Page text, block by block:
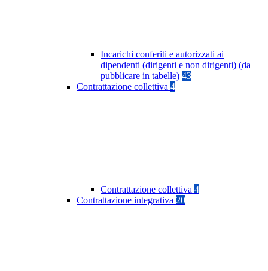
Incarichi conferiti e autorizzati ai
dipendenti (dirigenti e non dirigenti) (da
pubblicare in tabelle) 43
Contrattazione collettiva 4
Contrattazione collettiva 4
Contrattazione integrativa 20